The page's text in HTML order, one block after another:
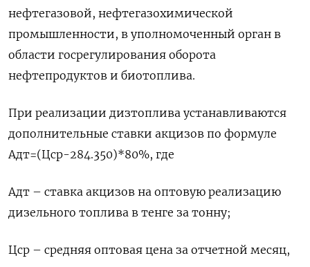
нефтегазовой, нефтегазохимической
промышленности, в уполномоченный орган в
области госрегулирования оборота
нефтепродуктов и биотоплива.
При реализации дизтоплива устанавливаются
дополнительные ставки акцизов по формуле
Адт=(Цср-284.350)*80%, где
Адт – ставка акцизов на оптовую реализацию
дизельного топлива в тенге за тонну;
Цср – средняя оптовая цена за отчетной месяц,